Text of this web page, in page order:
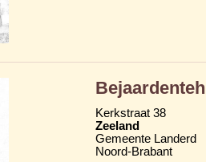
Kerkstraat 38
Zeeland
Gemeente Landerd
Noord-Brabant